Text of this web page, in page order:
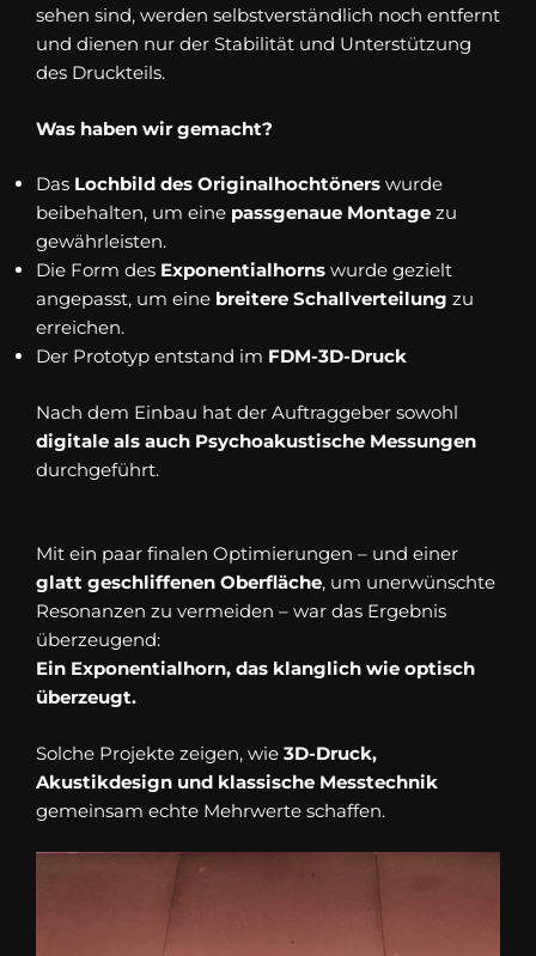
sehen sind, werden selbstverständlich noch entfernt
und dienen nur der Stabilität und Unterstützung
des Druckteils.
Was haben wir gemacht?
Das Lochbild des Originalhochtöners wurde
beibehalten, um eine passgenaue Montage zu
gewährleisten.
Die Form des Exponentialhorns wurde gezielt
angepasst, um eine breitere Schallverteilung zu
erreichen.
Der Prototyp entstand im FDM-3D-Druck
Nach dem Einbau hat der Auftraggeber sowohl
digitale als auch Psychoakustische Messungen
durchgeführt.
Mit ein paar finalen Optimierungen – und einer
glatt geschliffenen Oberfläche, um unerwünschte
Resonanzen zu vermeiden – war das Ergebnis
überzeugend:
Ein Exponentialhorn, das klanglich wie optisch
überzeugt.
Solche Projekte zeigen, wie 3D-Druck,
Akustikdesign und klassische Messtechnik
gemeinsam echte Mehrwerte schaffen.